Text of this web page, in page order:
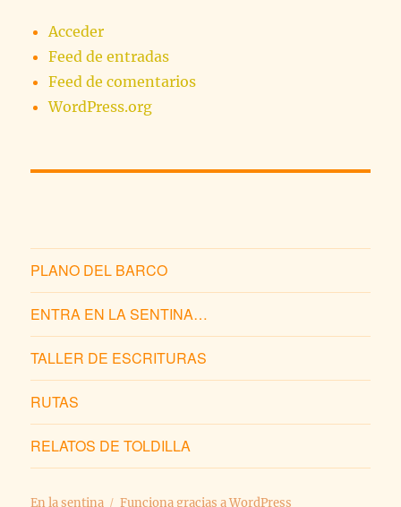
Acceder
Feed de entradas
Feed de comentarios
WordPress.org
PLANO DEL BARCO
ENTRA EN LA SENTINA…
TALLER DE ESCRITURAS
RUTAS
RELATOS DE TOLDILLA
En la sentina Funciona gracias a WordPress